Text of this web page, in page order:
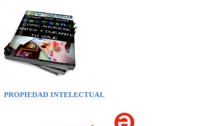
PROPIEDAD INTELECTUAL